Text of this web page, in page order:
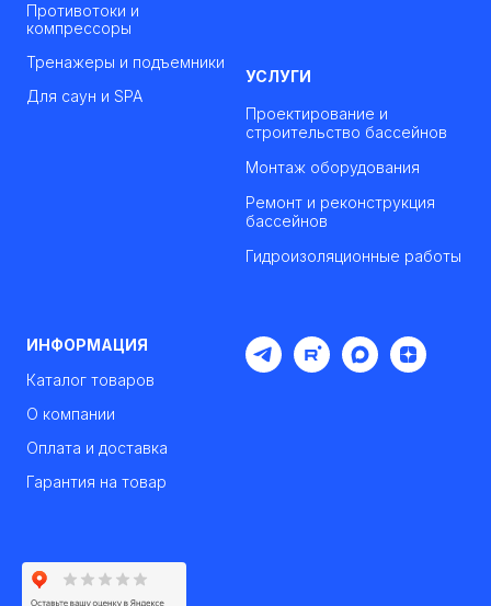
Противотоки и
компрессоры
Тренажеры и подъемники
Для саун и SPA
УСЛУГИ
Проектирование и
строительство бассейнов
Монтаж оборудования
Ремонт и реконструкция
бассейнов
Гидроизоляционные работы
ИНФОРМАЦИЯ
Каталог товаров
О компании
Оплата и доставка
Гарантия на товар